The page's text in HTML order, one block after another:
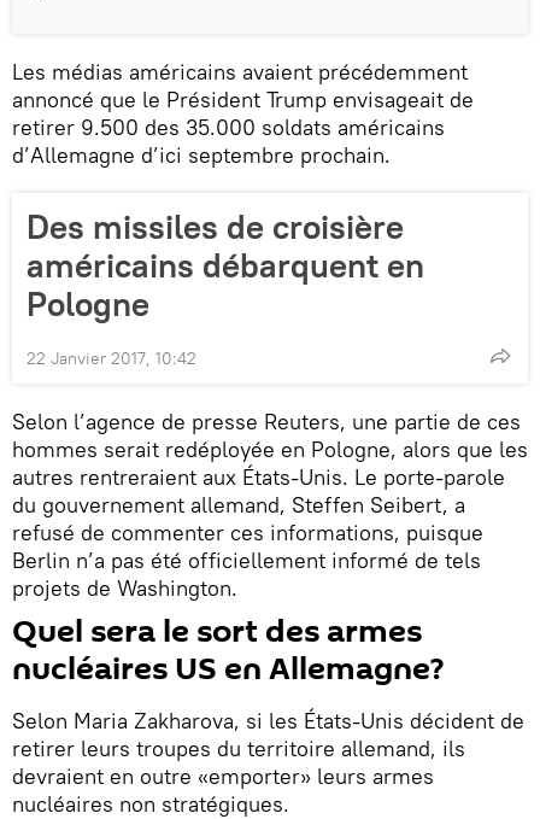
Les médias américains avaient précédemment
annoncé que le Président Trump envisageait de
retirer 9.500 des 35.000 soldats américains
d’Allemagne d’ici septembre prochain.
Des missiles de croisière
américains débarquent en
Pologne
22 Janvier 2017, 10:42
Selon l’agence de presse Reuters, une partie de ces
hommes serait redéployée en Pologne, alors que les
autres rentreraient aux États-Unis. Le porte-parole
du gouvernement allemand, Steffen Seibert, a
refusé de commenter ces informations, puisque
Berlin n’a pas été officiellement informé de tels
projets de Washington.
Quel sera le sort des armes
nucléaires US en Allemagne?
Selon Maria Zakharova, si les États-Unis décident de
retirer leurs troupes du territoire allemand, ils
devraient en outre «emporter» leurs armes
nucléaires non stratégiques.